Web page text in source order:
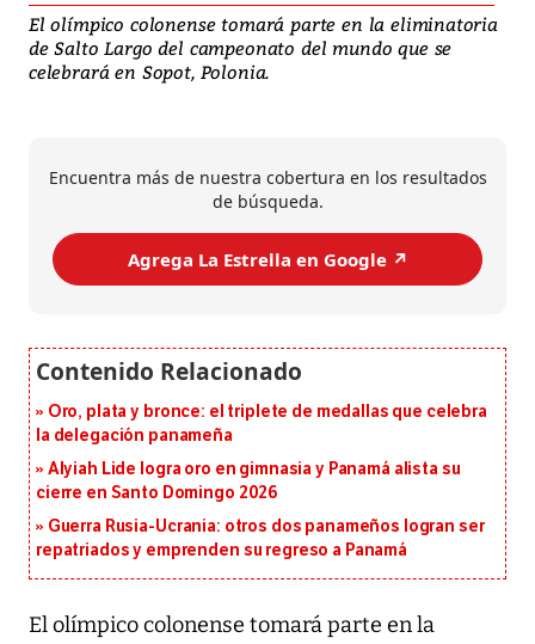
El olímpico colonense tomará parte en la eliminatoria
de Salto Largo del campeonato del mundo que se
celebrará en Sopot, Polonia.
Encuentra más de nuestra cobertura en los resultados
de búsqueda.
Agrega La Estrella en Google ↗️
Oro, plata y bronce: el triplete de medallas que celebra
la delegación panameña
Alyiah Lide logra oro en gimnasia y Panamá alista su
cierre en Santo Domingo 2026
Guerra Rusia-Ucrania: otros dos panameños logran ser
repatriados y emprenden su regreso a Panamá
El olímpico colonense tomará parte en la